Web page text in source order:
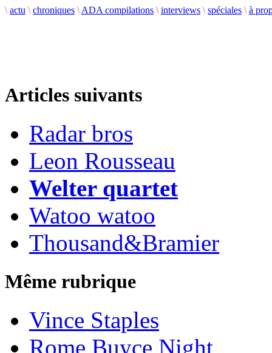
\ actu \ chroniques \ ADA compilations \ interviews \ spéciales \ à
Articles suivants
Radar bros
Leon Rousseau
Welter quartet
Watoo watoo
Thousand&Bramier
Même rubrique
Vince Staples
Rome Buyce Night